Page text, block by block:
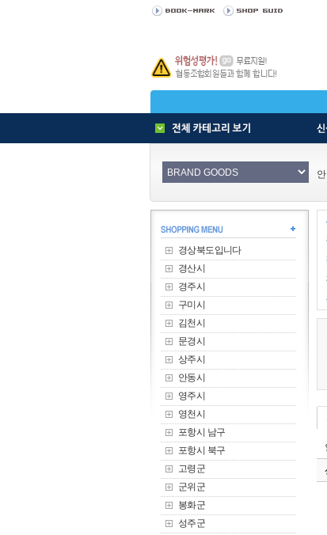
경상북도입니다
경산시
경주시
구미시
김천시
문경시
상주시
안동시
영주시
영천시
포항시 남구
포항시 북구
고령군
군위군
봉화군
성주군